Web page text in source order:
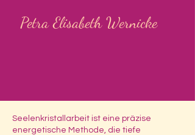
Petra Elisabeth Wernicke
Heartdiamond
Seelenkristallarbeit ist eine präzise
energetische Methode, die tiefe